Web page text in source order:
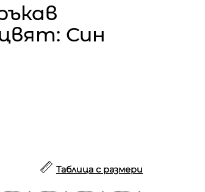
Син
Таблица с размери